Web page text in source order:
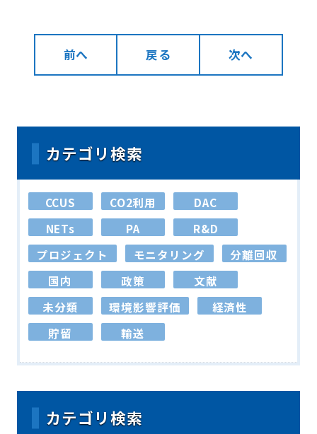
前へ 戻る 次へ
カテゴリ検索
CCUS CO2利用
DAC
NETs
PA
R&D
プロジェクト
モニタリング
分離回収
国内
政策
文献
未分類
環境影響評価
経済性
貯留
輸送
カテゴリ検索